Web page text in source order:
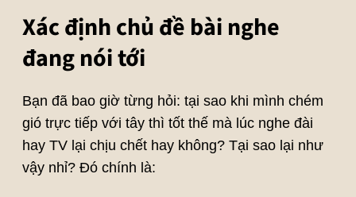
Xác định chủ đề bài nghe
đang nói tới
Bạn đã bao giờ từng hỏi: tại sao khi mình chém
gió trực tiếp với tây thì tốt thế mà lúc nghe đài
hay TV lại chịu chết hay không? Tại sao lại như
vậy nhỉ? Đó chính là: